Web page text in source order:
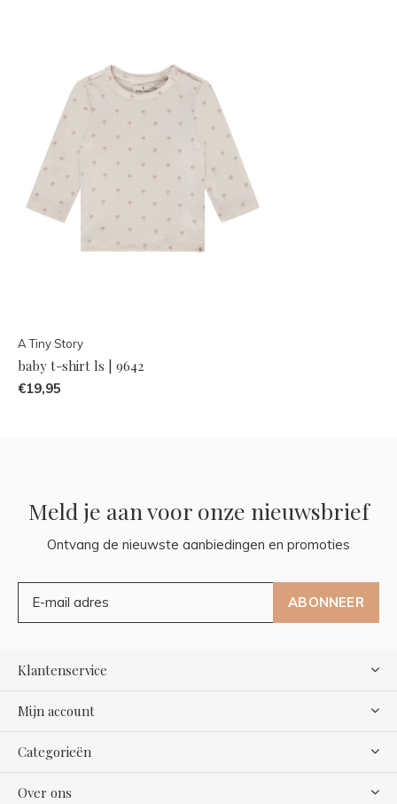
A Tiny Story
baby t-shirt ls | 9642
€19,95
Meld je aan voor onze nieuwsbrief
Ontvang de nieuwste aanbiedingen en promoties
ABONNEER
Klantenservice
Mijn account
Categorieën
Over ons